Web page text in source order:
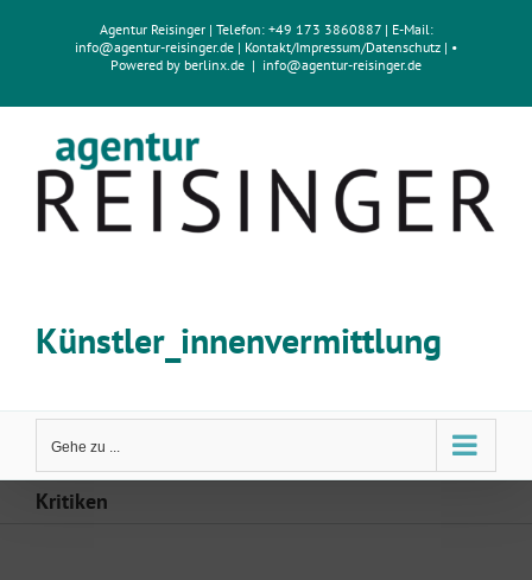
Agentur Reisinger| Telefon: +49 173 3860887 | E-Mail:
info@agentur-reisinger.de | Kontakt/Impressum/Datenschutz | •
Powered by berlinx.de | info@agentur-reisinger.de
Künstler_innenvermittlung
Gehe zu ...
Kritiken